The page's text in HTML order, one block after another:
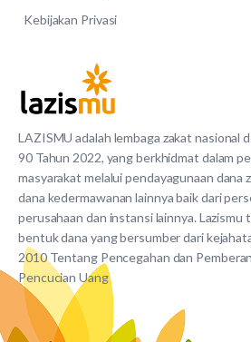
LAZISMU adalah lembaga zakat nasional
90 Tahun 2022, yang berkhidmat dalam
masyarakat melalui pendayagunaan dana
dana kedermawanan lainnya baik dari
perusahaan dan instansi lainnya. Lazismu
bentuk dana yang bersumber dari
2010 Tentang Pencegahan dan
Pencucian Uang
Kebijakan Privasi